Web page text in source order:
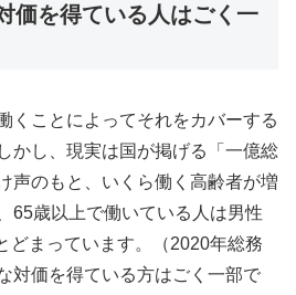
価を得ている人はごく一
くことによってそれをカバーする
かし、現実は国が掲げる「一億総
声のもと、いくら働く高齢者が増
65歳以上で働いている人は男性
どまっています。（2020年総務
対価を得ている方はごく一部で